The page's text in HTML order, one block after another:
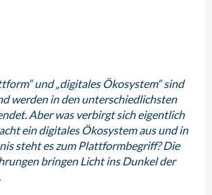
und „digitales Ökosystem“ sind
werden in den unterschiedlichsten
Aber was verbirgt sich eigentlich
ein digitales Ökosystem aus und in
steht es zum Plattformbegriff? Die
bringen Licht ins Dunkel der